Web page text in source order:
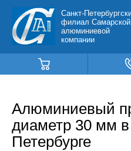
Санкт-
филиал Самарской
алюминиевой
компании
Алюминиевый
диаметр 30 мм
Петербурге